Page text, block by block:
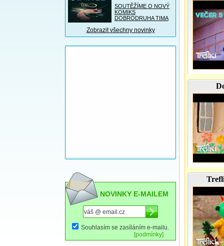
SOUTĚŽÍME O NOVÝ
KOMIKS
DOBRODRUHA TIMA
Zobrazit všechny novinky
NOVINKY E-MAILEM
Souhlasím se zasíláním e-mailu.
[podmínky]